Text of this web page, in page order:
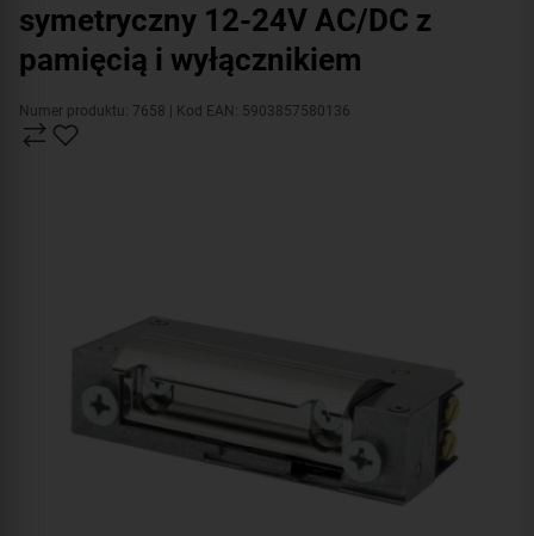
symetryczny 12-24V AC/DC z
pamięcią i wyłącznikiem
Numer produktu: 7658 | Kod EAN: 5903857580136